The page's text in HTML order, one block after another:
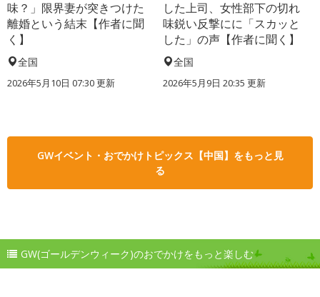
味？」限界妻が突きつけた
離婚という結末【作者に聞
く】
全国
2026年5月10日 07:30 更新
した上司、女性部下の切れ
味鋭い反撃にに「スカッと
した」の声【作者に聞く】
全国
2026年5月9日 20:35 更新
GWイベント・おでかけトピックス【中国】をもっと見
る
GW(ゴールデンウィーク)のおでかけをもっと楽しむ